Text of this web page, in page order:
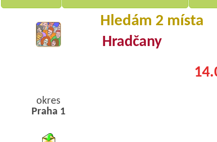
Hledám 2 místa
Hradčany
okres
Praha 1